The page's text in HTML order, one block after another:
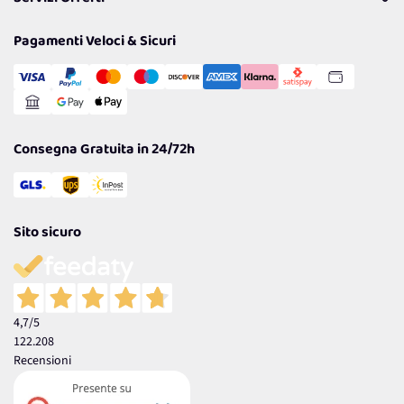
Politiche per la parità di genere
Cookie Policy
Gestisci Cookie
Reso Facile e Veloce
Pagamenti Veloci & Sicuri
Consegna Gratuita in 24/72h
Sito sicuro
4,7/5
122.208
Recensioni